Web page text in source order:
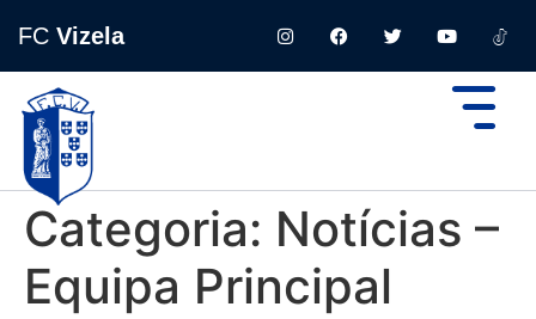
FC Vizela
Categoria: Notícias –
Equipa Principal